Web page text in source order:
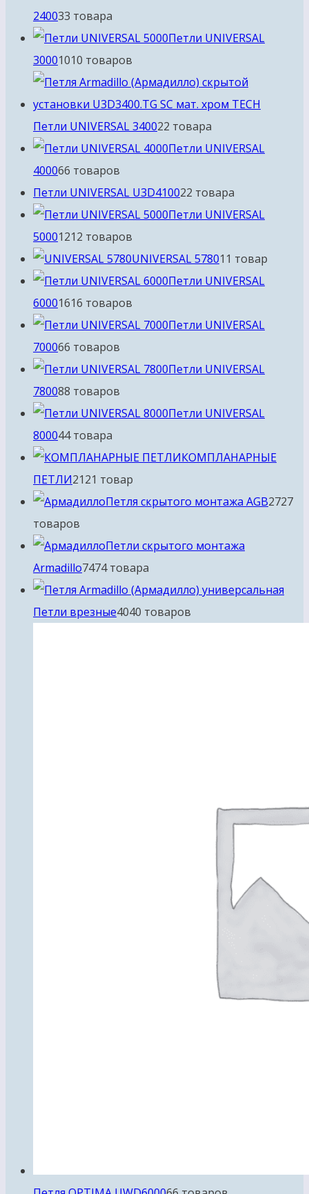
240033 товара
Петли UNIVERSAL
30001010 товаров
Петли UNIVERSAL 340022 товара
Петли UNIVERSAL
400066 товаров
Петли UNIVERSAL U3D410022 товара
Петли UNIVERSAL
50001212 товаров
UNIVERSAL 57801 1 товар
Петли UNIVERSAL
60001616 товаров
Петли UNIVERSAL
700066 товаров
Петли UNIVERSAL
780088 товаров
Петли UNIVERSAL
800044 товара
КОМПЛАНАРНЫЕ
ПЕТЛИ2121 товар
Петля скрытого монтажа AGB2727
товаров
Петли скрытого монтажа
Armadillo7474 товара
Петли врезные4040 товаров